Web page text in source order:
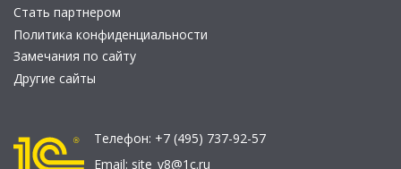
Стать партнером
Политика конфиденциальности
Замечания по сайту
Другие сайты
Телефон: +7 (495) 737-92-57
Email: site_v8@1c.ru